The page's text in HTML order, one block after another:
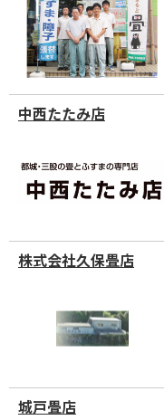
中西たたみ店
株式会社久保畳店
城戸畳店